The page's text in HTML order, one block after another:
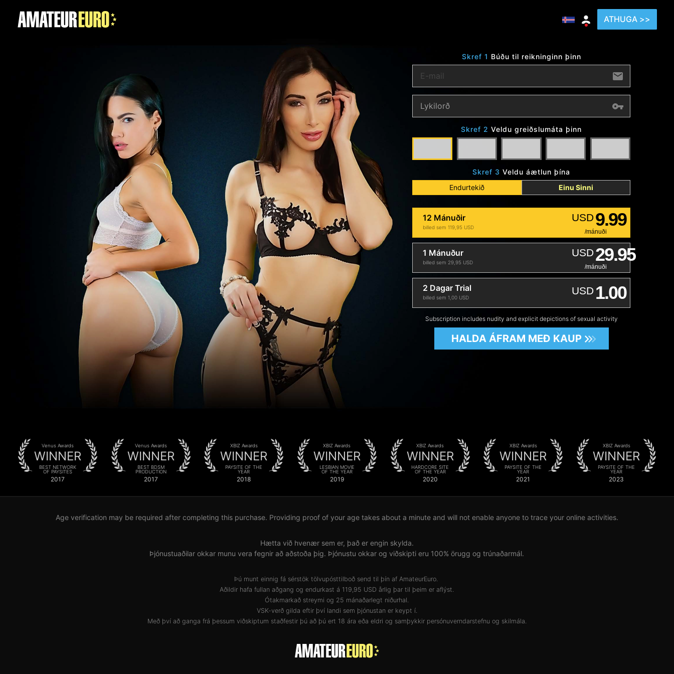
ATHUGA >>
Skref 1 Búðu til reikninginn þinn
Skref 2 Veldu greiðslumáta þinn
Skref 3 Veldu áætlun þína
Endurtekið
Einu Sinni
12 Mánuðir
billed sem 119,95 USD
USD9.99
/mánuði
1 Mánuður
billed sem 29,95 USD
USD29.95
/mánuði
2 Dagar Trial
billed sem 1,00 USD
USD 1.00
Subscription includes nudity and explicit depictions of sexual activity
HALDA ÁFRAM MEÐ KAUP
Venus Awards
WINNER
BEST NETWORK
OF PAYSITES
2017
Venus Awards
WINNER
BEST BDSM
PRODUCTION
2017
XBIZ Awards
WINNER
PAYSITE OF THE
YEAR
2018
XBIZ Awards
WINNER
LESBIAN MOVIE
OF THE YEAR
2019
XBIZ Awards
WINNER
HARDCORE SITE
OF THE YEAR
2020
XBIZ Awards
WINNER
PAYSITE OF THE
YEAR
2021
XBIZ Awards
WINNER
PAYSITE OF THE
YEAR
2023
Age verification may be required after completing this purchase. Providing proof of your age takes about a minute and will not enable anyone to trace your online activities.
Hætta við hvenær sem er, það er engin skylda.
Þjónustuaðilar okkar munu vera fegnir að aðstoða þig. Þjónustu okkar og viðskipti eru 100% örugg og trúnaðarmál.
Þú munt einnig fá sérstök tölvupósttilboð send til þín af AmateurEuro.
Aðildir hafa fullan aðgang og endurkast á 119,95 USD årlig þar til þeim er aflýst.
Ótakmarkað streymi og 25 mánaðarlegt niðurhal.
VSK-verð gilda eftir því landi sem þjónustan er keypt í.
Með því að ganga frá þessum viðskiptum staðfestir þú að þú ert 18 ára eða eldri og samþykkir persónuverndarstefnuog skilmála